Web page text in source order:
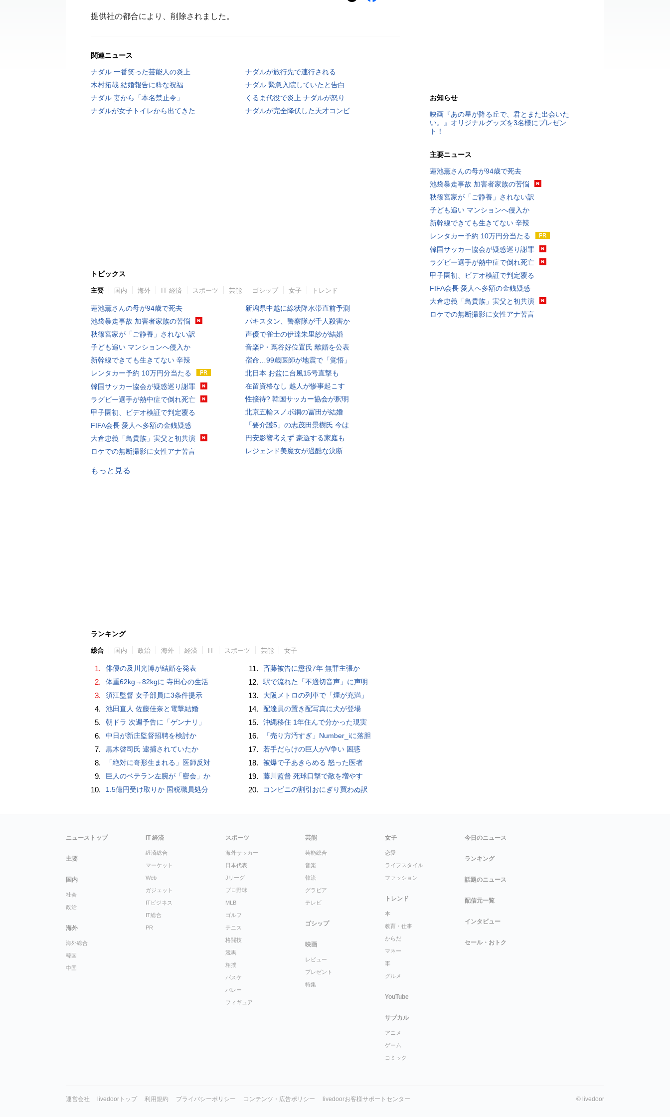
提供社の都合により、削除されました。
関連ニュース
ナダル 一番笑った芸能人の炎上
ナダルが旅行先で連行される
木村拓哉 結婚報告に粋な祝福
ナダル 緊急入院していたと告白
ナダル 妻から「本名禁止令」
くるま代役で炎上 ナダルが怒り
ナダルが女子トイレから出てきた
ナダルが完全降伏した天才コンビ
トピックス
主要 国内 海外 IT 経済 スポーツ 芸能 ゴシップ 女子 トレンド
蓮池薫さんの母が94歳で死去
池袋暴走事故 加害者家族の苦悩
秋篠宮家が「ご静養」されない訳
子ども追い マンションへ侵入か
新幹線できても生きてない 辛辣
レンタカー予約 10万円分当たる
韓国サッカー協会が疑惑巡り謝罪
ラグビー選手が熱中症で倒れ死亡
甲子園初、ビデオ検証で判定覆る
FIFA会長 愛人へ多額の金銭疑惑
大倉忠義「鳥貴族」実父と初共演
ロケでの無断撮影に女性アナ苦言
新潟県中越に線状降水帯直前予測
パキスタン、警察隊が千人殺害か
声優で雀士の伊達朱里紗が結婚
音楽P・蔦谷好位置氏 離婚を公表
宿命…99歳医師が地震で「覚悟」
北日本 お盆に台風15号直撃も
在留資格なし 越人が惨事起こす
性接待? 韓国サッカー協会が釈明
北京五輪スノボ銅の冨田が結婚
「要介護5」の志茂田景樹氏 今は
円安影響考えず 豪遊する家庭も
レジェンド美魔女が過酷な決断
もっと見る
ランキング
総合 国内 政治 海外 経済 IT スポーツ 芸能 女子
1. 俳優の及川光博が結婚を発表
2. 体重62kg→82kgに 寺田心の生活
3. 須江監督 女子部員に3条件提示
4. 池田直人 佐藤佳奈と電撃結婚
5. 朝ドラ 次週予告に「ゲンナリ」
6. 中日が新庄監督招聘を検討か
7. 黒木啓司氏 逮捕されていたか
8. 「絶対に奇形生まれる」医師反対
9. 巨人のベテラン左腕が「密会」か
10. 1.5億円受け取りか 国税職員処分
11. 斉藤被告に懲役7年 無罪主張か
12. 駅で流れた「不適切音声」に声明
13. 大阪メトロの列車で「煙が充満」
14. 配達員の置き配写真に犬が登場
15. 沖縄移住 1年住んで分かった現実
16. 「売り方汚すぎ」Number_iに落胆
17. 若手だらけの巨人がV争い 困惑
18. 被爆で子あきらめる 怒った医者
19. 藤川監督 死球口撃で敵を増やす
20. コンビニの割引おにぎり買わぬ訳
お知らせ
映画『あの星が降る丘で、君とまた出会いた
い。』オリジナルグッズを3名様にプレゼン
ト！
主要ニュース
蓮池薫さんの母が94歳で死去
池袋暴走事故 加害者家族の苦悩
秋篠宮家が「ご静養」されない訳
子ども追い マンションへ侵入か
新幹線できても生きてない 辛辣
レンタカー予約 10万円分当たる
韓国サッカー協会が疑惑巡り謝罪
ラグビー選手が熱中症で倒れ死亡
甲子園初、ビデオ検証で判定覆る
FIFA会長 愛人へ多額の金銭疑惑
大倉忠義「鳥貴族」実父と初共演
ロケでの無断撮影に女性アナ苦言
ニューストップ
主要
国内
社会
政治
海外
海外総合
韓国
中国
IT 経済
経済総合
マーケット
Web
ガジェット
ITビジネス
IT総合
PR
スポーツ
海外サッカー
日本代表
Jリーグ
プロ野球
MLB
ゴルフ
テニス
格闘技
競馬
相撲
バスケ
バレー
フィギュア
芸能
芸能総合
音楽
韓流
グラビア
テレビ
ゴシップ
映画
レビュー
プレゼント
特集
女子
恋愛
ライフスタイル
ファッション
トレンド
本
教育・仕事
からだ
マネー
車
グルメ
YouTube
サブカル
アニメ
ゲーム
コミック
今日のニュース
ランキング
話題のニュース
配信元一覧
インタビュー
セール・おトク
運営会社 livedoorトップ 利用規約 プライバシーポリシー コンテンツ・広告ポリシー livedoorお客様サポートセンター © livedoor